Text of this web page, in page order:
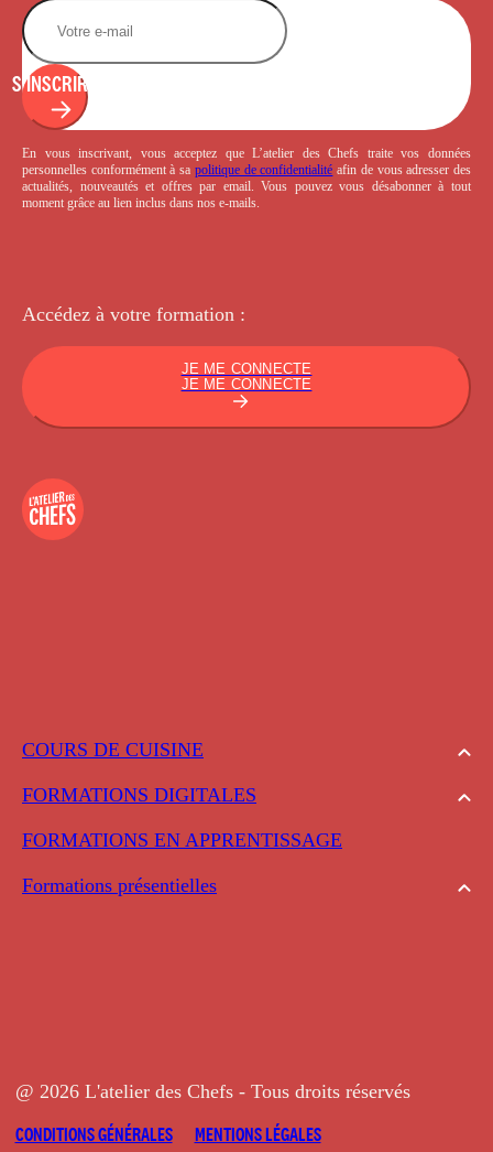
COURS DE CUISINE
FORMATIONS DIGITALES
FORMATIONS EN APPRENTISSAGE
Formations présentielles
S'INSCRIRE
En vous inscrivant, vous acceptez que L’atelier des Chefs traite vos données
personnelles conformément à sa politique de confidentialité afin de vous adresser des
actualités, nouveautés et offres par email. Vous pouvez vous désabonner à tout
moment grâce au lien inclus dans nos e-mails.
Accédez à votre formation :
JE ME CONNECTE
JE ME CONNECTE
@ 2026 L'atelier des Chefs - Tous droits réservés
CONDITIONS GÉNÉRALES
MENTIONS LÉGALES